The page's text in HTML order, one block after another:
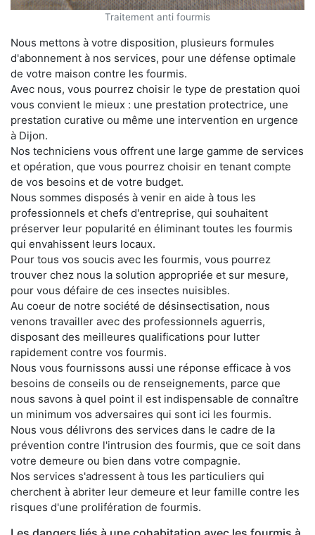
Traitement anti fourmis
Nous mettons à votre disposition, plusieurs formules
d'abonnement à nos services, pour une défense optimale
de votre maison contre les fourmis.
Avec nous, vous pourrez choisir le type de prestation quoi
vous convient le mieux : une prestation protectrice, une
prestation curative ou même une intervention en urgence
à Dijon.
Nos techniciens vous offrent une large gamme de services
et opération, que vous pourrez choisir en tenant compte
de vos besoins et de votre budget.
Nous sommes disposés à venir en aide à tous les
professionnels et chefs d'entreprise, qui souhaitent
préserver leur popularité en éliminant toutes les fourmis
qui envahissent leurs locaux.
Pour tous vos soucis avec les fourmis, vous pourrez
trouver chez nous la solution appropriée et sur mesure,
pour vous défaire de ces insectes nuisibles.
Au coeur de notre société de désinsectisation, nous
venons travailler avec des professionnels aguerris,
disposant des meilleures qualifications pour lutter
rapidement contre vos fourmis.
Nous vous fournissons aussi une réponse efficace à vos
besoins de conseils ou de renseignements, parce que
nous savons à quel point il est indispensable de connaître
un minimum vos adversaires qui sont ici les fourmis.
Nous vous délivrons des services dans le cadre de la
prévention contre l'intrusion des fourmis, que ce soit dans
votre demeure ou bien dans votre compagnie.
Nos services s'adressent à tous les particuliers qui
cherchent à abriter leur demeure et leur famille contre les
risques d'une prolifération de fourmis.